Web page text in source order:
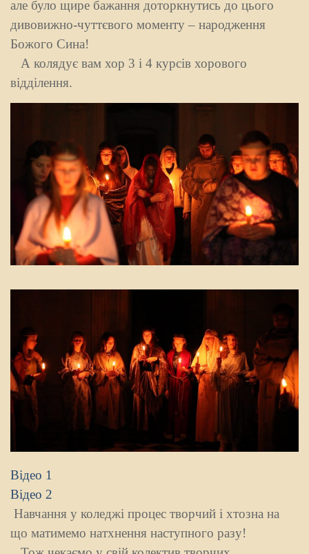
але було щире бажання доторкнутись до цього
дивовижно-чуттєвого моменту – народження
Божого Сина!
А колядує вам хор 3 і 4 курсів хорового
відділення.
Відео 1
Відео 2
Навчання у коледжі процес творчий і хтозна на
що матимемо натхнення наступного разу!